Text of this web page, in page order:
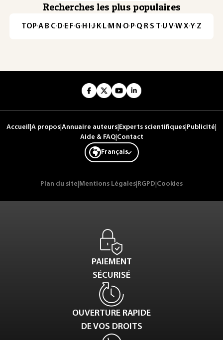
Recherches les plus populaires
TOP·A·B·C· D· E· F·G· H · ·J· K· L· M · N ·O· P·Q· R·S·T·U·V·W·X·Y·Z
Accueil A propos Annuaire auteurs Experts scientifiques Publicité
Aide & FAQ| Contact
Français
Plan du site Mentions Légales RGPD Cookies
PAIEMENT
SÉCURISÉ
OUVERTURE RAPIDE
DE VOS DROITS